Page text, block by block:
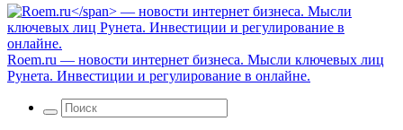
Roem.ru — новости интернет бизнеса. Мысли ключевых лиц
Рунета. Инвестиции и регулирование в онлайне.